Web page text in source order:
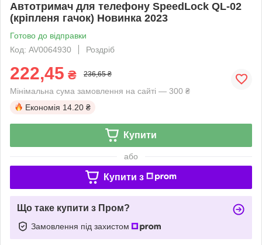
Автотримач для телефону SpeedLock QL-02
(кріпленя гачок) Новинка 2023
Готово до відправки
Код: AV0064930
Роздріб
222,45 ₴ 236,65 ₴
Мінімальна сума замовлення на сайті — 300 ₴
Економія 14.20 ₴
Купити
або
Купити з
Що таке купити з Пром?
Замовлення під захистом